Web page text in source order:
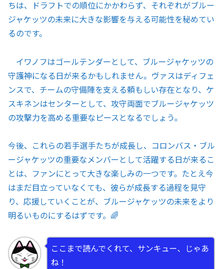
ちは、ドラフトでの順位にかかわらず、それぞれがブルー
ジャケッツの未来に大きな影響を与える可能性を秘めてい
るのです。
イワノフはゴールテンダーとして、ブルージャケッツの
守護神になる日が来るかもしれません。ヴァスはディフェ
ンスで、チームの守備陣を支える頼もしい存在となり、ケ
スキネンはセンターとして、攻守両面でブルージャケッツ
の攻撃力を高める重要なピースとなるでしょう。
今後、これらの若手選手たちが成長し、コロンバス・ブル
ージャケッツの重要なメンバーとして活躍する日が来るこ
とは、ファンにとって大きな楽しみの一つです。たとえ今
はまだ目立っていなくても、彼らが成長する過程を見守
り、応援していくことが、ブルージャケッツの未来をより
明るいものにするはずです。🌈
ここまで読んでくれて、サンキュー、じゃあ
ね！